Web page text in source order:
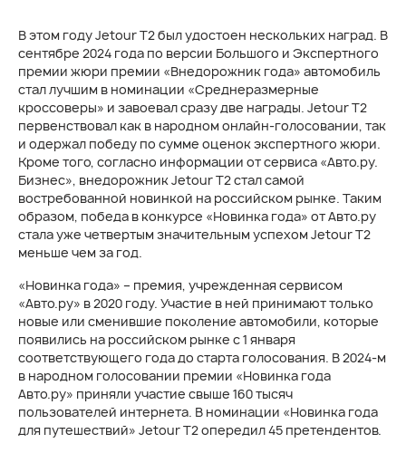
В этом году Jetour T2 был удостоен нескольких наград. В
сентябре 2024 года по версии Большого и Экспертного
премии жюри премии «Внедорожник года» автомобиль
стал лучшим в номинации «Среднеразмерные
кроссоверы» и завоевал сразу две награды. Jetour T2
первенствовал как в народном онлайн-голосовании, так
и одержал победу по сумме оценок экспертного жюри.
Кроме того, согласно информации от сервиса «Авто.ру.
Бизнес», внедорожник Jetour T2 стал самой
востребованной новинкой на российском рынке. Таким
образом, победа в конкурсе «Новинка года» от Авто.ру
стала уже четвертым значительным успехом Jetour T2
меньше чем за год.
«Новинка года» – премия, учрежденная сервисом
«Авто.ру» в 2020 году. Участие в ней принимают только
новые или сменившие поколение автомобили, которые
появились на российском рынке с 1 января
соответствующего года до старта голосования. В 2024-м
в народном голосовании премии «Новинка года
Авто.ру» приняли участие свыше 160 тысяч
пользователей интернета. В номинации «Новинка года
для путешествий» Jetour T2 опередил 45 претендентов.